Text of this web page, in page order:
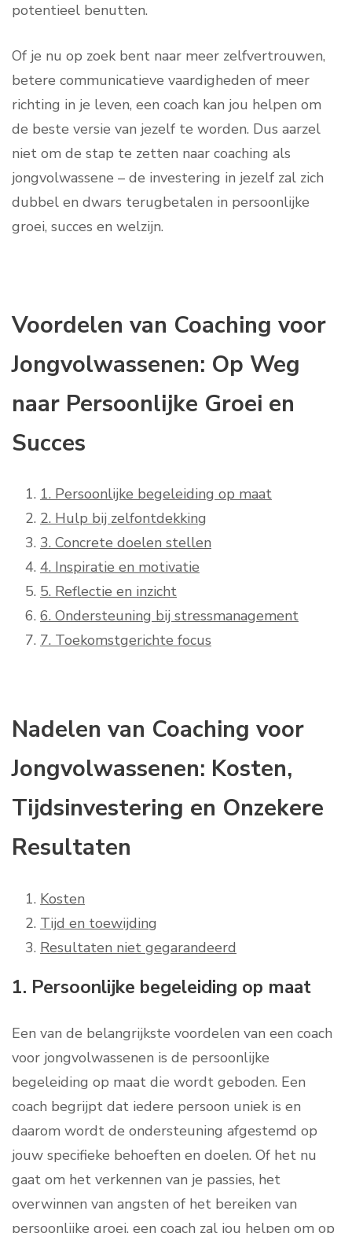
potentieel benutten.
Of je nu op zoek bent naar meer zelfvertrouwen,
betere communicatieve vaardigheden of meer
richting in je leven, een coach kan jou helpen om
de beste versie van jezelf te worden. Dus aarzel
niet om de stap te zetten naar coaching als
jongvolwassene – de investering in jezelf zal zich
dubbel en dwars terugbetalen in persoonlijke
groei, succes en welzijn.
Voordelen van Coaching voor
Jongvolwassenen: Op Weg
naar Persoonlijke Groei en
Succes
1. Persoonlijke begeleiding op maat
2. Hulp bij zelfontdekking
3. Concrete doelen stellen
4. Inspiratie en motivatie
5. Reflectie en inzicht
6. Ondersteuning bij stressmanagement
7. Toekomstgerichte focus
Nadelen van Coaching voor
Jongvolwassenen: Kosten,
Tijdsinvestering en Onzekere
Resultaten
Kosten
Tijd en toewijding
Resultaten niet gegarandeerd
1. Persoonlijke begeleiding op maat
Een van de belangrijkste voordelen van een coach
voor jongvolwassenen is de persoonlijke
begeleiding op maat die wordt geboden. Een
coach begrijpt dat iedere persoon uniek is en
daarom wordt de ondersteuning afgestemd op
jouw specifieke behoeften en doelen. Of het nu
gaat om het verkennen van je passies, het
overwinnen van angsten of het bereiken van
persoonlijke groei, een coach zal jou helpen om op